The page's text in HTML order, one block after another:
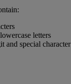
letters
and special character